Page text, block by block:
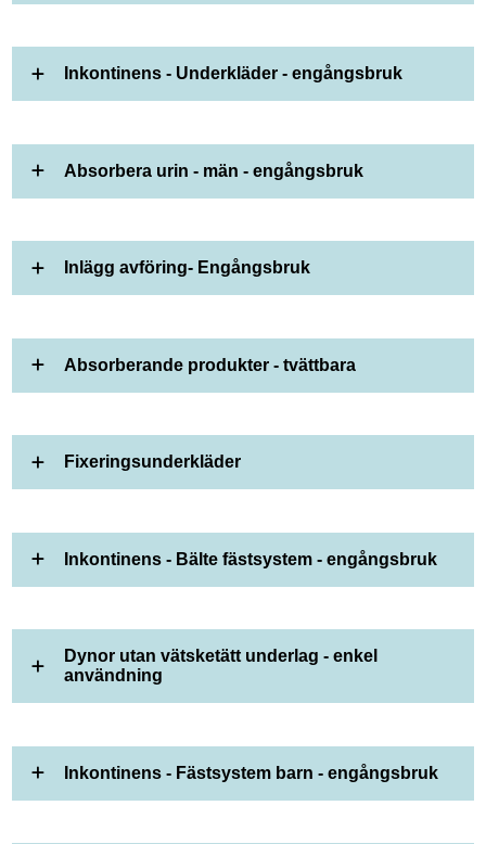
Inkontinens - Underkläder - engångsbruk
Absorbera urin - män - engångsbruk
Inlägg avföring- Engångsbruk
Absorberande produkter - tvättbara
Fixeringsunderkläder
Inkontinens - Bälte fästsystem - engångsbruk
Dynor utan vätsketätt underlag - enkel
användning
Inkontinens - Fästsystem barn - engångsbruk